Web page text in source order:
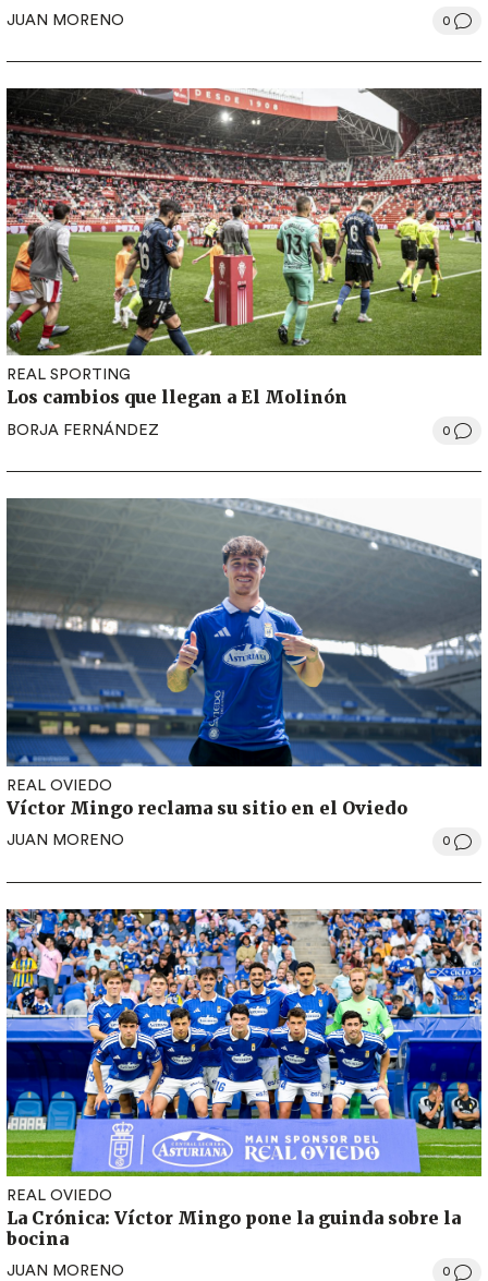
JUAN MORENO 0
REAL SPORTING
Los cambios que llegan a El Molinón
BORJA FERNÁNDEZ 0
REAL OVIEDO
Víctor Mingo reclama su sitio en el Oviedo
JUAN MORENO 0
REAL OVIEDO
La Crónica: Víctor Mingo pone la guinda sobre la
bocina
JUAN MORENO 0